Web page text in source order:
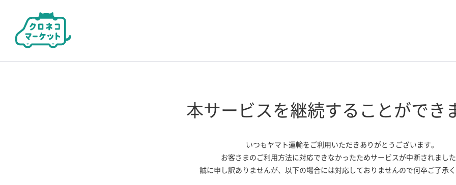
本サービスを継続する ことができ
いつもヤマト運輸をご利用いただきありがとうございます。
お客さまのご利用方法に対応できなかったためサービスが中断されました
誠に申し訳ありませんが、 以下の場合には対応しておりませんので何卒ご了承く